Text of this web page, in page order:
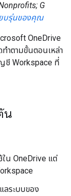
G
บรุ่นของคุณ
OneDrive
ำตามขั้นตอนเหล่า
ชี Workspace ที่
น
ใน OneDrive แต่
ลระบบของ